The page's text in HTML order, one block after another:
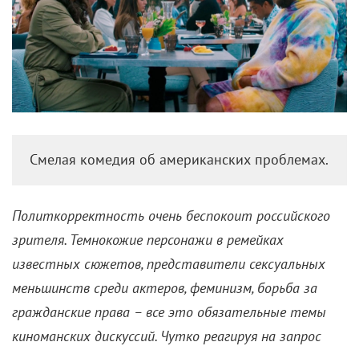
Смелая комедия об американских проблемах.
Политкорректность очень беспокоит российского
зрителя. Темнокожие персонажи в ремейках
известных сюжетов, представители сексуальных
меньшинств среди актеров, феминизм, борьба за
гражданские права – все это обязательные темы
киноманских дискуссий. Чутко реагируя на запрос